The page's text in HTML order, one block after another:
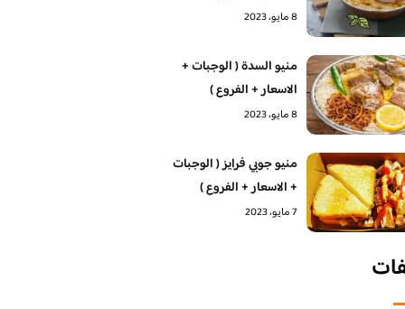
8 مايو، 2023
منيو السدة ( الوجبات +
الاسعار + الفروع )
8 مايو، 2023
منيو جوبي فرايز ( الوجبات
+ الاسعار + الفروع )
7 مايو، 2023